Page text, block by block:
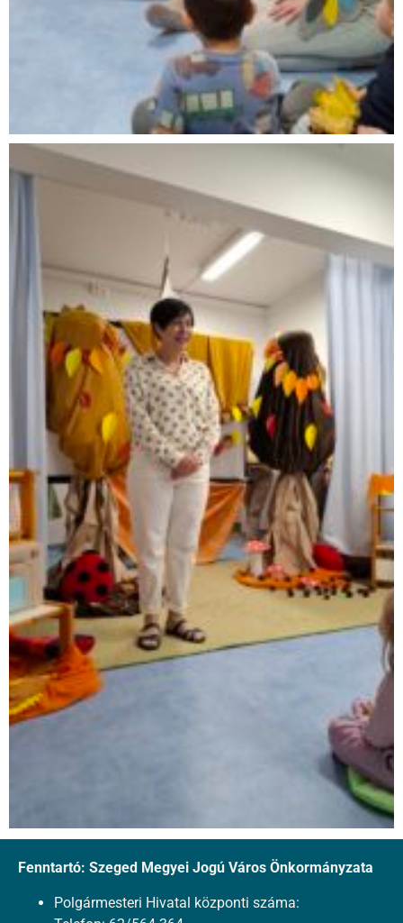
Fenntartó: Szeged Megyei Jogú Város Önkormányzata
Polgármesteri Hivatal központi száma: